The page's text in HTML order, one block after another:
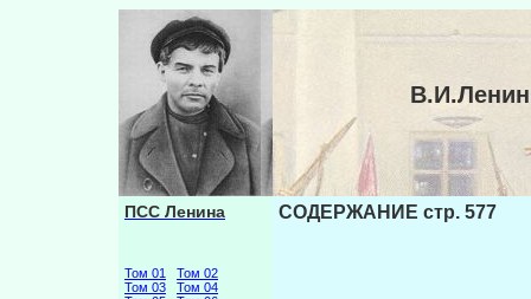
ПСС Ленина
Том 01
Том 02
Том 03
Том 04
СОДЕРЖАНИЕ стр. 577